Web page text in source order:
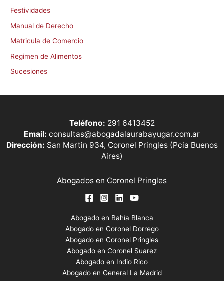
Festividades
Manual de Derecho
Matricula de Comercio
Regimen de Alimentos
Sucesiones
Teléfono: 291 6413452
Email: consultas@abogadalaurabayugar.com.ar
Dirección: San Martin 934, Coronel Pringles (Pcia Buenos
Aires)
Abogados en Coronel Pringles
Abogado en Bahía Blanca
Abogado en Coronel Dorrego
Abogado en Coronel Pringles
Abogado en Coronel Suarez
Abogado en Indio Rico
Abogado en General La Madrid